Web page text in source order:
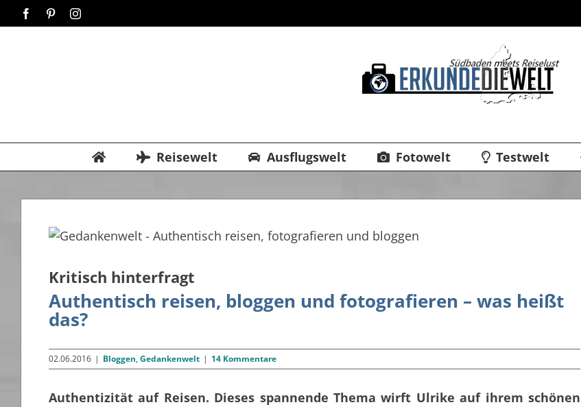
Zum
Inhalt
FacebookPinterestInstagram
Reisewelt Ausflugswelt Fotowelt Testwelt
Kritisch hinterfragt
Authentisch reisen, bloggen und fotografieren – was heißt
das?
02.06.2016 | Bloggen, Gedankenwelt | 14 Kommentare
Authentizität auf Reisen. Dieses spannende Thema wirft Ulrike auf ihrem schönen